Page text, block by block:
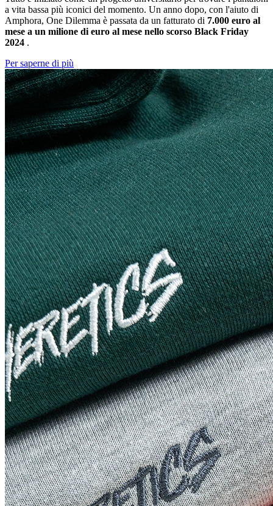
a vita bassa più iconici del momento. Un anno dopo, con l'aiuto di
Amphora, One Dilemma è passata da un fatturato di 7.000 euro al
mese a un milione di euro al mese nello scorso Black Friday
2024 .
Per saperne di più